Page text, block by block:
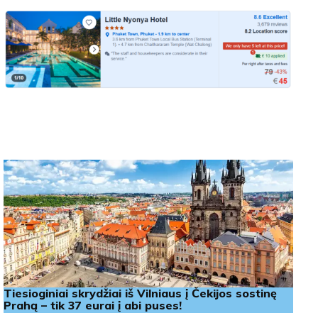
Tiesioginiai skrydžiai iš Vilniaus į Čekijos sostinę
Prahą – tik 37 eurai į abi puses!